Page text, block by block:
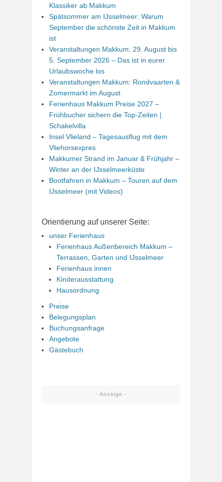
Klassiker ab Makkum
Spätsommer am IJsselmeer: Warum
September die schönste Zeit in Makkum
ist
Veranstaltungen Makkum: 29. August bis
5. September 2026 – Das ist in eurer
Urlaubswoche los
Veranstaltungen Makkum: Rondvaarten &
Zomermarkt im August
Ferienhaus Makkum Preise 2027 –
Frühbucher sichern die Top-Zeiten |
Schakelvilla
Insel Vlieland – Tagesausflug mit dem
Vliehorsexpres
Makkumer Strand im Januar & Frühjahr –
Winter an der IJsselmeerküste
Bootfahren in Makkum – Touren auf dem
IJsselmeer (mit Videos)
Orientierung auf unserer Seite:
unser Ferienhaus
Ferienhaus Außenbereich Makkum –
Terrassen, Garten und IJsselmeer
Ferienhaus innen
Kinderausstattung
Hausordnung
Preise
Belegungsplan
Buchungsanfrage
Angebote
Gästebuch
- Anzeige -